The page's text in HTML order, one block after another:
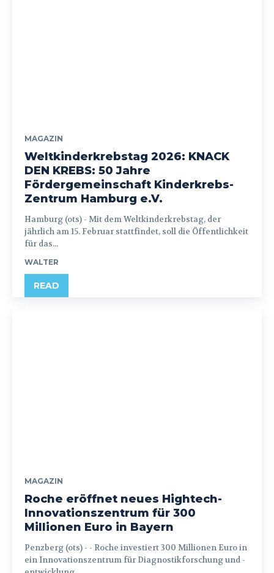
MAGAZIN
Weltkinderkrebstag 2026: KNACK
DEN KREBS: 50 Jahre
Fördergemeinschaft Kinderkrebs-
Zentrum Hamburg e.V.
Hamburg (ots) - Mit dem Weltkinderkrebstag, der
jährlich am 15. Februar stattfindet, soll die Öffentlichkeit
für das...
WALTER
READ
MAGAZIN
Roche eröffnet neues Hightech-
Innovationszentrum für 300
Millionen Euro in Bayern
Penzberg (ots) - - Roche investiert 300 Millionen Euro in
ein Innovationszentrum für Diagnostikforschung und -